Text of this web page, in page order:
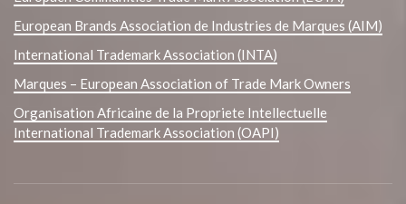
European Brands Association de Industries de Marques (AIM)
International Trademark Association (INTA)
Marques – European Association of Trade Mark Owners
Organisation Africaine de la Propriete Intellectuelle
International Trademark Association (OAPI)